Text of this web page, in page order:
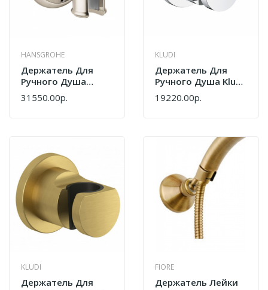
HANSGROHE
Держатель Для
Ручного Душа
Hansgrohe
Montreux 16325820
31550.00р.
KLUDI
Держатель Для
Ручного Душа Kludi
Nova Fonte Puristic
205520515 Хром
19220.00р.
KLUDI
Держатель Для
FIORE
Держатель Лейки